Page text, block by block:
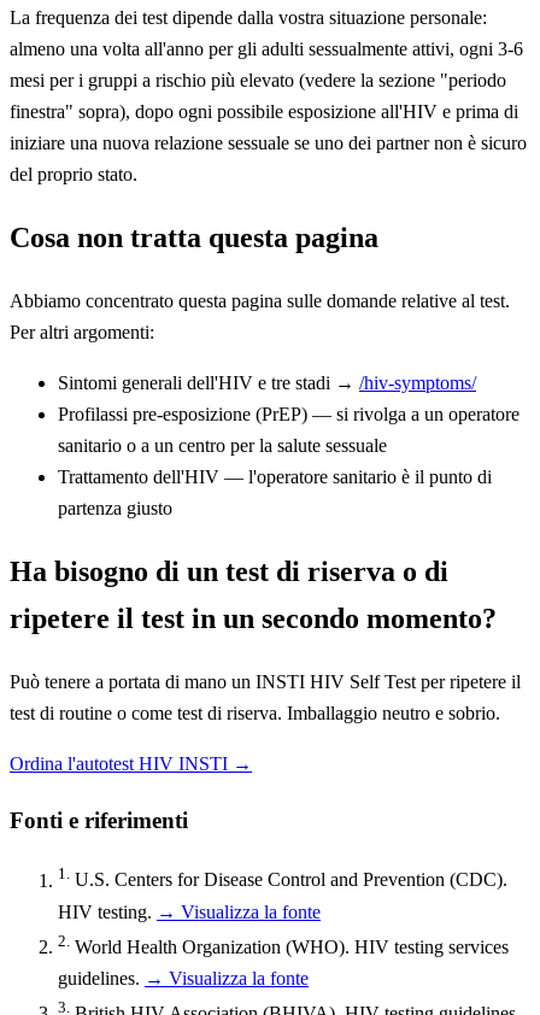
La frequenza dei test dipende dalla vostra situazione personale:
almeno una volta all'anno per gli adulti sessualmente attivi, ogni 3-6
mesi per i gruppi a rischio più elevato (vedere la sezione "periodo
finestra" sopra), dopo ogni possibile esposizione all'HIV e prima di
iniziare una nuova relazione sessuale se uno dei partner non è sicuro
del proprio stato.
Cosa non tratta questa pagina
Abbiamo concentrato questa pagina sulle domande relative al test.
Per altri argomenti:
Sintomi generali dell'HIV e tre stadi → /hiv-symptoms/
Profilassi pre-esposizione (PrEP) — si rivolga a un operatore
sanitario o a un centro per la salute sessuale
Trattamento dell'HIV — l'operatore sanitario è il punto di
partenza giusto
Ha bisogno di un test di riserva o di
ripetere il test in un secondo momento?
Può tenere a portata di mano un INSTI HIV Self Test per ripetere il
test di routine o come test di riserva. Imballaggio neutro e sobrio.
Ordina l'autotest HIV INSTI →
Fonti e riferimenti
1. U.S. Centers for Disease Control and Prevention (CDC).
HIV testing. → Visualizza la fonte
2. World Health Organization (WHO). HIV testing services
guidelines. → Visualizza la fonte
3.